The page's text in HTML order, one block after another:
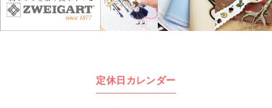
定休日カレンダー